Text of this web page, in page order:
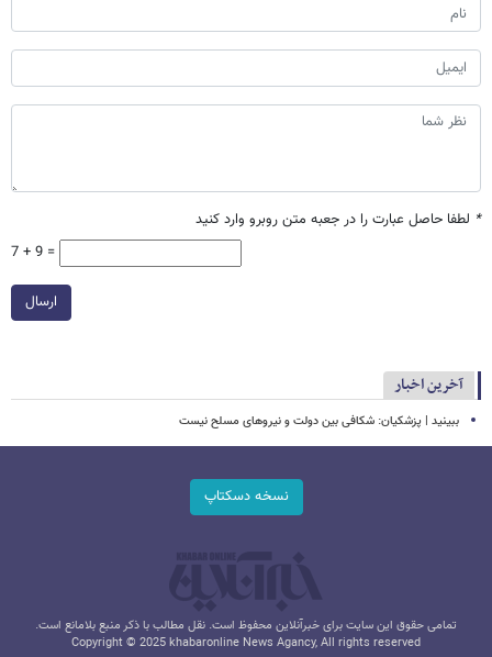
* لطفا حاصل عبارت را در جعبه متن روبرو وارد کنید
7 + 9 =
ارسال
آخرین اخبار
ببینید | پزشکیان: شکافی بین دولت و نیروهای مسلح نیست
نسخه دسکتاپ
تمامی حقوق این سایت برای خبرآنلاین محفوظ است. نقل مطالب با ذکر منبع بلامانع است.
Copyright © 2025 khabaronline News Agancy, All rights reserved